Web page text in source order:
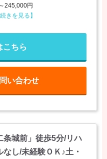
245,000円
続きを見る】
こちら
い合わせ
条城前」徒歩5分/リハ
し/未経験ＯＫ♪土・